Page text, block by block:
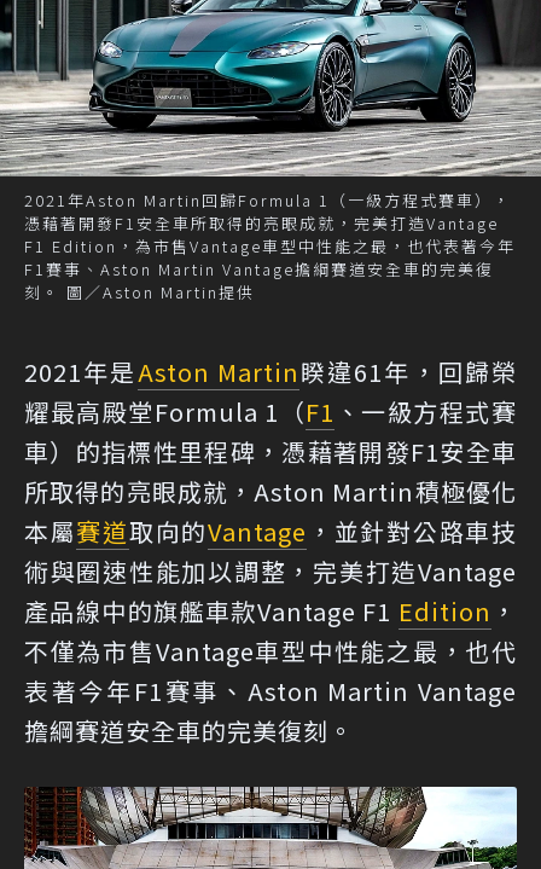
2021年Aston Martin回歸Formula 1（一級方程式賽車），
憑藉著開發F1安全車所取得的亮眼成就，完美打造Vantage
F1 Edition，為市售Vantage車型中性能之最，也代表著今年
F1賽事、Aston Martin Vantage擔綱賽道安全車的完美復
刻。 圖／Aston Martin提供
2021年是Aston Martin睽違61年，回歸榮
耀最高殿堂Formula 1（F1 、一級方程式賽
車）的指標性里程碑，憑藉著開發F1安全車
所取得的亮眼成就，Aston Martin積極優化
本屬賽道取向的Vantage ，並針對公路車技
術與圈速性能加以調整，完美打造Vantage
產品線中的旗艦車款Vantage F1 Edition ，
不僅為市售Vantage車型中性能之最，也代
表著今年F1賽事、Aston Martin Vantage
擔綱賽道安全車的完美復刻。